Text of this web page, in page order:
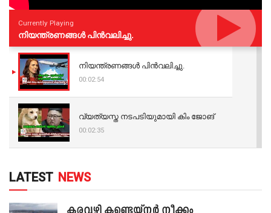
Currently Playing
നിയന്ത്രണങ്ങള്‍ പിന്‍വലിച്ചു.
നിയന്ത്രണങ്ങള്‍ പിന്‍വലിച്ചു.
00:02:54
വ്യത്യസ്ത നടപടിയുമായി കിം ജോങ്
00:02:35
LATEST NEWS